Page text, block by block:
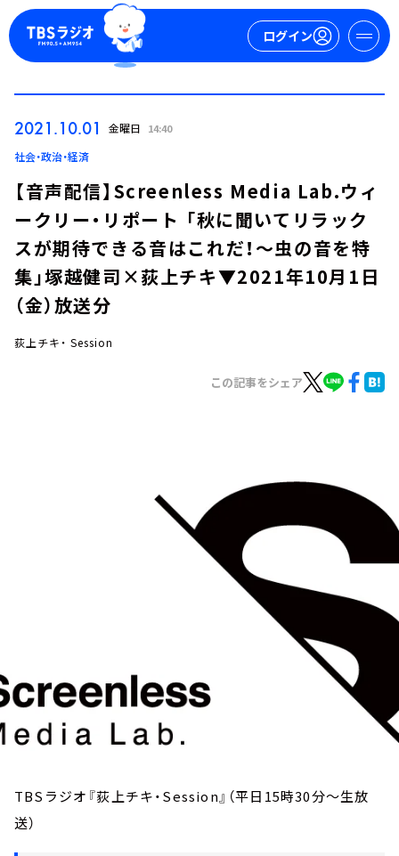
ログイン
週間番組表
2021.10.01 金曜日 14:40
社会・政治・経済
【音声配信】Screenless Media Lab.ウィ
ークリー・リポート 「秋に聞いてリラック
スが期待できる音はこれだ！～虫の音を特
集」塚越健司×荻上チキ▼2021年10月1日
（金）放送分
荻上チキ・ Session
この記事をシェア
TBSラジオ『荻上チキ・Session』（平日15時30分～生放
送）